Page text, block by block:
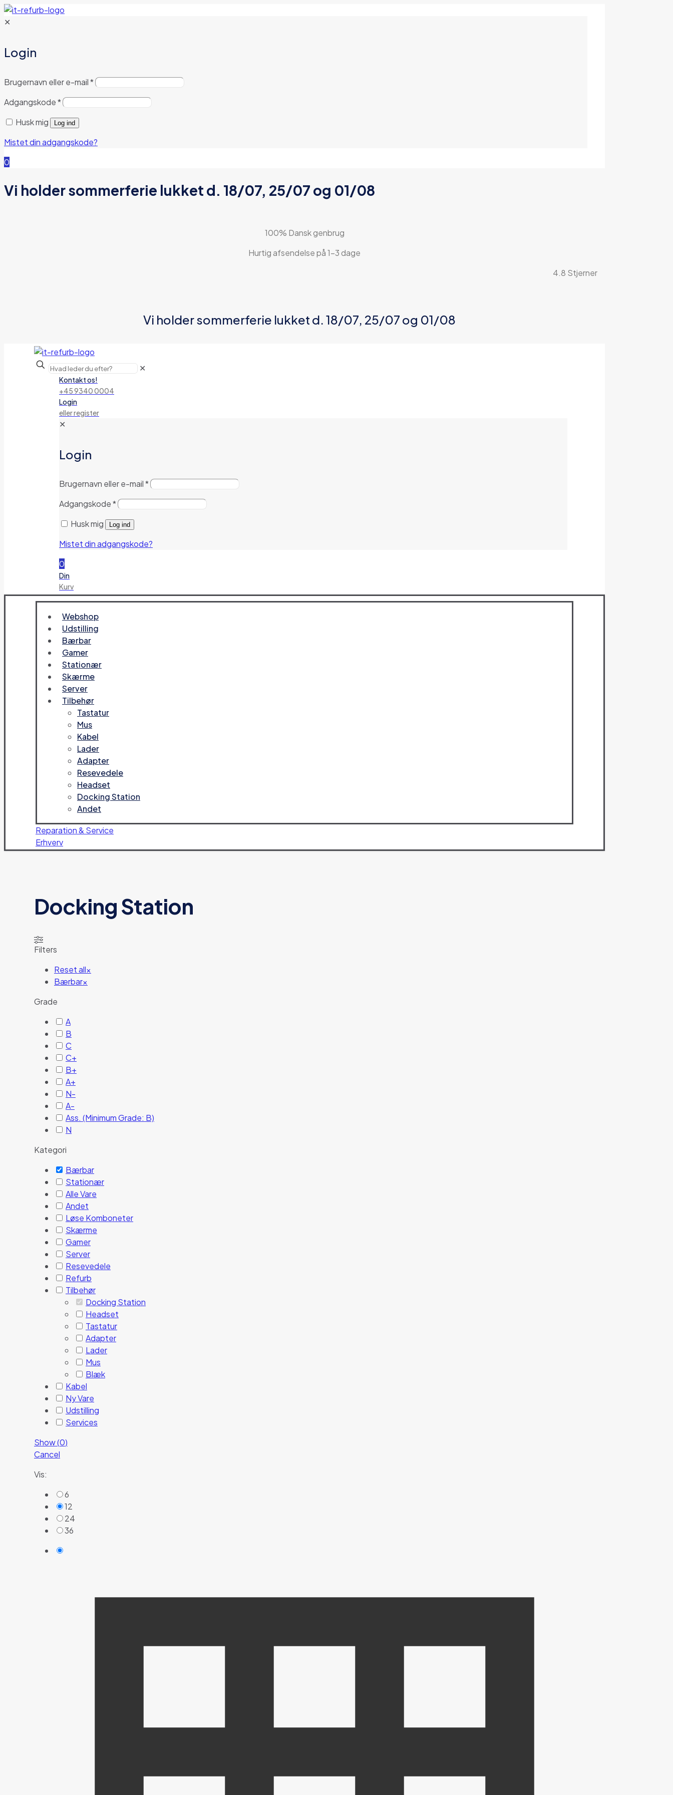
✕
Login
Brugernavn eller e-mail*
Adgangskode*
Husk mig
Log ind
Mistet din adgangskode?
0
Vi holder sommerferie lukket d. 18/07, 25/07 og 01/08
100% Dansk genbrug
Hurtig afsendelse på 1-3 dage
4.8 Stjerner
Vi holder sommerferie lukket d. 18/07, 25/07 og 01/08
✕
Kontakt os!
+45 9340 0004
Login
eller register
✕
Login
Brugernavn eller e-mail*
Adgangskode*
Husk mig
Log ind
Mistet din adgangskode?
0
Din
Kurv
Webshop
Udstilling
Bærbar
Gamer
Stationær
Skærme
Server
Tilbehør
Tastatur
Mus
Kabel
Lader
Adapter
Resevedele
Headset
Docking Station
Andet
Reparation & Service
Erhverv
Docking Station
Filters
Reset all×
Bærbar×
Grade
A
B
C
C+
B+
A+
N-
A-
Ass. (Minimum Grade: B)
N
Kategori
Bærbar
Stationær
Alle Vare
Andet
Løse Komboneter
Skærme
Gamer
Server
Resevedele
Refurb
Tilbehør
Docking Station
Headset
Tastatur
Adapter
Lader
Mus
Blæk
Kabel
Ny Vare
Udstilling
Services
Show(0)
Cancel
Vis:
6
12
24
36